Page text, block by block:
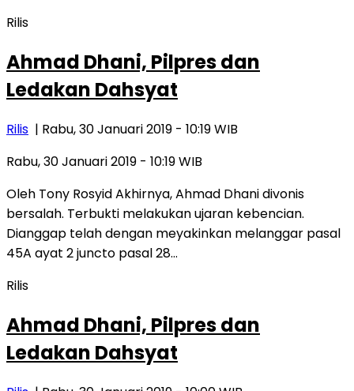
Rilis
Ahmad Dhani, Pilpres dan
Ledakan Dahsyat
Rilis | Rabu, 30 Januari 2019 - 10:19 WIB
Rabu, 30 Januari 2019 - 10:19 WIB
Oleh Tony Rosyid Akhirnya, Ahmad Dhani divonis
bersalah. Terbukti melakukan ujaran kebencian.
Dianggap telah dengan meyakinkan melanggar pasal
45A ayat 2 juncto pasal 28…
Rilis
Ahmad Dhani, Pilpres dan
Ledakan Dahsyat